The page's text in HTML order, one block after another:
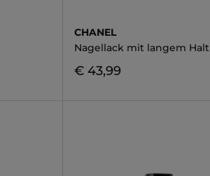
CHANEL
Nagellack mit langem Halt
€ 43,99